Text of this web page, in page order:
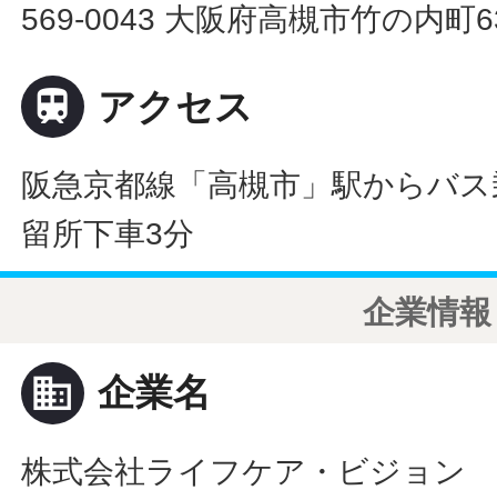
569-0043 大阪府高槻市竹の内町
 アクセス
阪急京都線「高槻市」駅からバ
留所下車3分
企業情報
business 企業名
株式会社ライフケア・ビジョン